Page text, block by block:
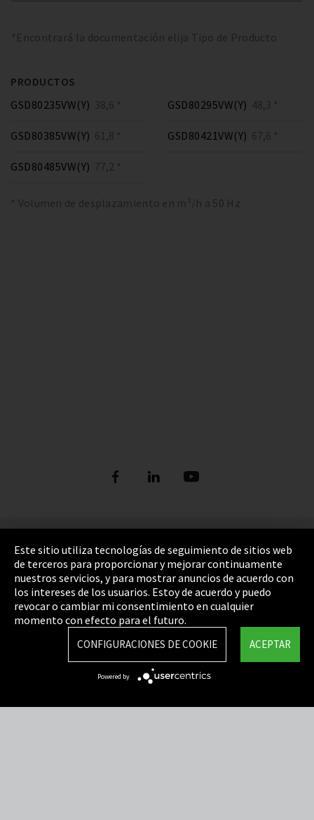
*Encontrará la documentación elija Tipo de Producto
PRODUCTOS
GSD80235VW(Y) 38,6 * GSD80295VW(Y) 48,3 *
GSD80385VW(Y) 61,8 * GSD80421VW(Y) 67,6 *
GSD80485VW(Y) 77,2 *
* Volumen de desplazamiento en m³/h a 50 Hz
Pie de imprenta
Política de privacidad
Cookie Settings
Términos y Condiciones
Mapa del sitio
Integrity Line
Este sitio utiliza tecnologías de seguimiento de sitios web
de terceros para proporcionar y mejorar continuamente
nuestros servicios, y para mostrar anuncios de acuerdo con
los intereses de los usuarios. Estoy de acuerdo y puedo
revocar o cambiar mi consentimiento en cualquier
momento con efecto para el futuro.
ACEPTAR
CONFIGURACIONES DE COOKIE
Powered by